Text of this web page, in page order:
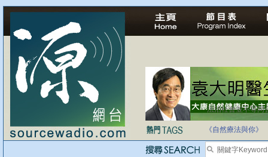
法治社會並不等同
《自然療法與你》